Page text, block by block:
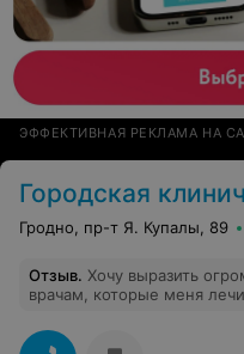
ЭФФЕКТИВНАЯ РЕКЛАМА НА
Городская
Гродно, пр-т Я. Купалы, 89
Отзыв. Хочу выразить
врачам, которые меня